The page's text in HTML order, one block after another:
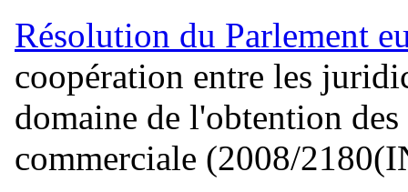
Résolution du Parlement
coopération entre les
domaine de l'obtention
commerciale (2008/